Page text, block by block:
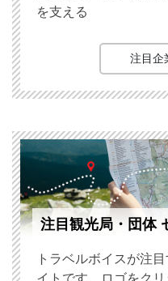
を支える
注目企
注目観光局・団体
トラベルボイスが注
イトです。ロゴをク